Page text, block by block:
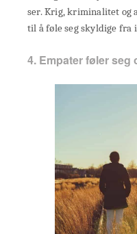
ser. Krig, kriminalitet og
til å føle seg skyldige fra
4. Empater føler seg